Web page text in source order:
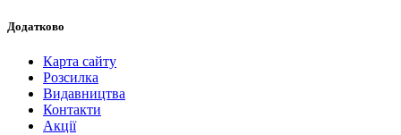
Додатково
Карта сайту
Розсилка
Видавництва
Контакти
Акції